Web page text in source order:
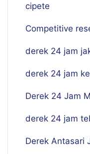
cipete
Competitive
derek 24 jam
derek 24 jam
Derek 24 Jam
derek 24 jam
Derek Antasari